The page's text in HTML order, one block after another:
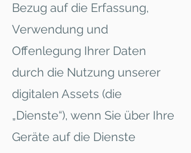
Bezug auf die Erfassung,
Verwendung und
Offenlegung Ihrer Daten
durch die Nutzung unserer
digitalen Assets (die
„Dienste“), wenn Sie über Ihre
Geräte auf die Dienste